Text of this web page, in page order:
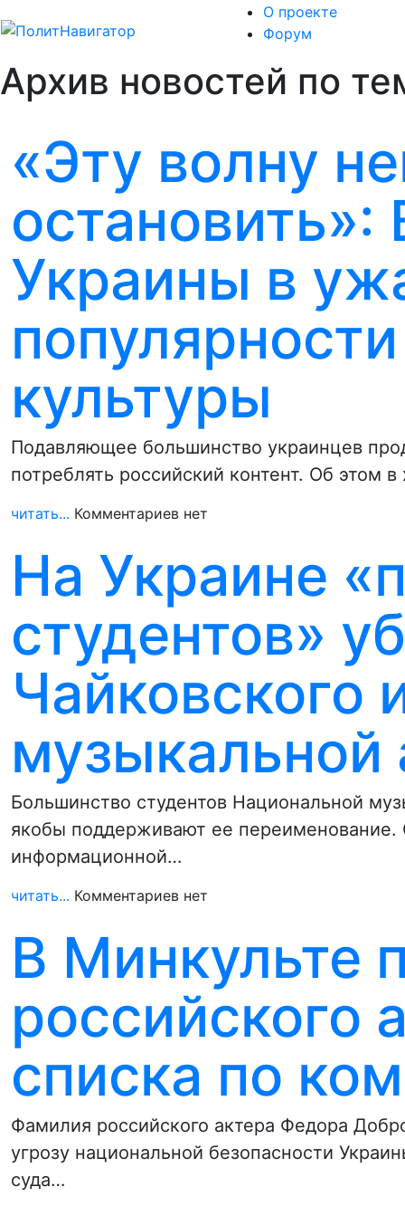
О проекте
Форум
Архив новостей по
«Эту волну
Украины в
культуры
Подавляющее большинство украинцев
потреблять российский контент. Об этом
читать... Комментариев нет
На Украине
студентов»
Чайковского
музыкальной
Большинство студентов Национальной
якобы поддерживают ее переименование.
информационной…
читать... Комментариев нет
В Минкульте
российского
списка по
Фамилия российского актера Федора
угрозу национальной безопасности
суда…